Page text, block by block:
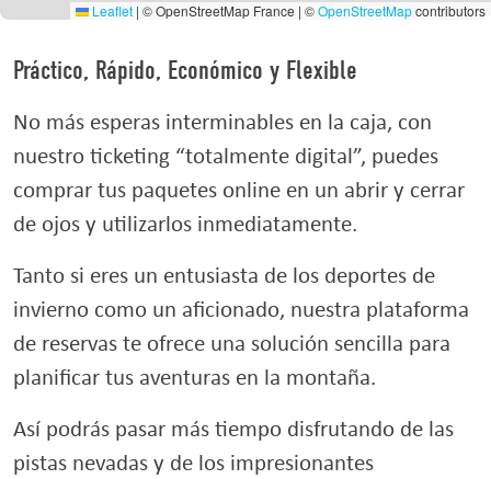
Leaflet | © OpenStreetMap France | ©OpenStreetMapcontributors
Práctico, Rápido, Económico y Flexible
No más esperas interminables en la caja, con
nuestro ticketing “totalmente digital”, puedes
comprar tus paquetes online en un abrir y cerrar
de ojos y utilizarlos inmediatamente.
Tanto si eres un entusiasta de los deportes de
invierno como un aficionado, nuestra plataforma
de reservas te ofrece una solución sencilla para
planificar tus aventuras en la montaña.
Así podrás pasar más tiempo disfrutando de las
pistas nevadas y de los impresionantes